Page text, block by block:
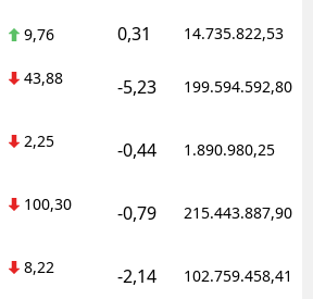
9,76 0,31 14.735.822,53
43,88 -5,23 199.594.592,80
2,25 -0,44 1.890.980,25
100,30 -0,79 215.443.887,90
8,22 -2,14 102.759.458,41